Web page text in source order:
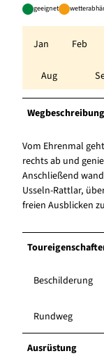
geeignet
Jan Feb
Aug
Wegbeschreibung
Vom Ehrenmal
rechts ab und
Anschließend
Usseln-Rattlar,
freien Ausblicken
Beschilderung
Rundweg
Ausrüstung